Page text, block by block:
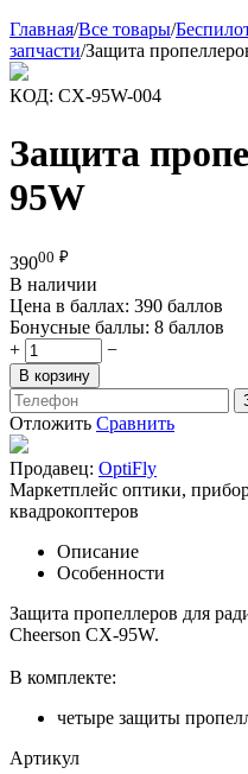
Главная/Все товары/
запчасти/Защита
КОД: CX-95W-004
Защита
95W
39000 ₽
В наличии
Цена в баллах: 390 баллов
Бонусные баллы: 8 баллов
+
−
В корзину
Отложить Сравнить
Продавец: OptiFly
Маркетплейс оптики,
квадрокоптеров
Описание
Особенности
Защита пропеллеров для
Cheerson CX-95W.
В комплекте:
четыре защиты
Артикул